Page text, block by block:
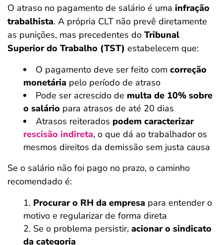
O atraso no pagamento de salário é uma infração
trabalhista. A própria CLT não prevê diretamente
as punições, mas precedentes do Tribunal
Superior do Trabalho (TST) estabelecem que:
O pagamento deve ser feito com correção
monetária pelo período de atraso
Pode ser acrescido de multa de 10% sobre
o salário para atrasos de até 20 dias
Atrasos reiterados podem caracterizar
rescisão indireta, o que dá ao trabalhador os
mesmos direitos da demissão sem justa causa
Se o salário não foi pago no prazo, o caminho
recomendado é:
Procurar o RH da empresa para entender o
motivo e regularizar de forma direta
Se o problema persistir, acionar o sindicato
da categoria